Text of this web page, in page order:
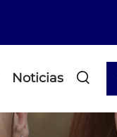
Noticias